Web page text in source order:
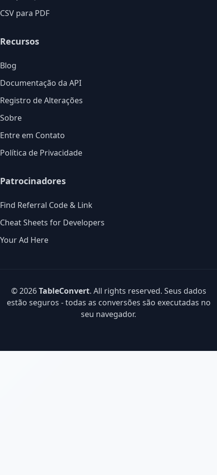
CSV para PDF
Recursos
Blog
Documentação da API
Registro de Alterações
Sobre
Entre em Contato
Política de Privacidade
Patrocinadores
Find Referral Code & Link
Cheat Sheets for Developers
Your Ad Here
© 2026TableConvert. All rights reserved. Seus dados
estão seguros - todas as conversões são executadas no
seu navegador.